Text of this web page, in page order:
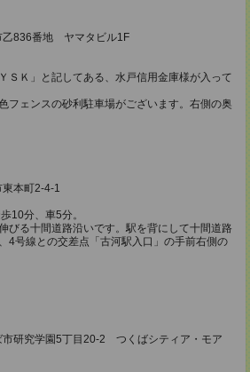
836番地 ヤマタビル1F
ＳＫ」と記してある、水戸信用金庫様が入って
フェンスの砂利駐車場がございます。右側の奥
本町2-4-1
10分、車5分。
びる十間道路沿いです。駅を背にして十間道路
4号線との交差点「古河駅入口」の手前右側の
研究学園5丁目20-2 つくばシティア・モア